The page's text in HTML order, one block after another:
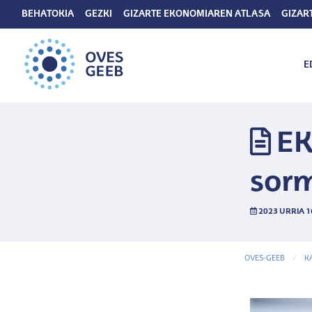
BEHATOKIA GEZKI GIZARTE EKONOMIAREN ATLASA
2023 URRIA
OVES-GEEB